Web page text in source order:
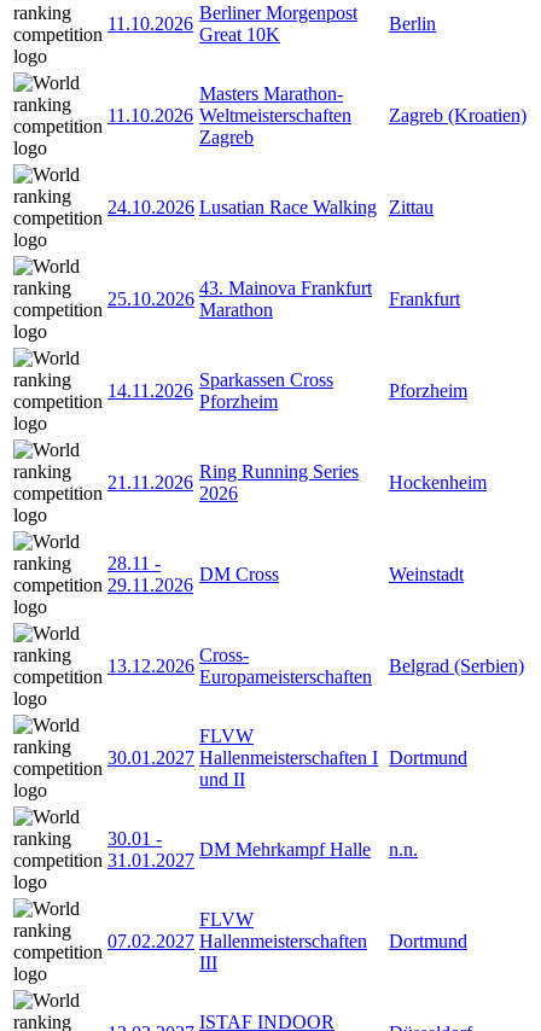
11.10.2026
Berliner Morgenpost
Great 10K
Berlin
11.10.2026
Masters Marathon-
Weltmeisterschaften
Zagreb
Zagreb (Kroatien)
24.10.2026 Lusatian Race Walking Zittau
25.10.2026
43. Mainova Frankfurt
Marathon
Frankfurt
14.11.2026
Sparkassen Cross
Pforzheim
Pforzheim
21.11.2026
Ring Running Series
2026
Hockenheim
28.11 -
29.11.2026
DM Cross Weinstadt
13.12.2026
Cross-
Europameisterschaften
Belgrad (Serbien)
30.01.2027
FLVW
Hallenmeisterschaften I
und II
Dortmund
30.01 -
31.01.2027
DM Mehrkampf Halle n.n.
07.02.2027
FLVW
Hallenmeisterschaften
III
Dortmund
ISTAF INDOOR